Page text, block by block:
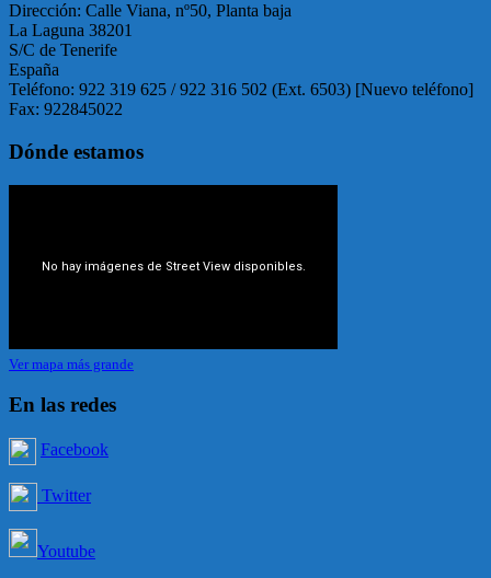
Dirección: Calle Viana, nº50, Planta baja
La Laguna 38201
S/C de Tenerife
España
Teléfono: 922 319 625 / 922 316 502 (Ext. 6503) [Nuevo teléfono]
Fax: 922845022
Dónde estamos
Ver mapa más grande
En las redes
Facebook
Twitter
Youtube